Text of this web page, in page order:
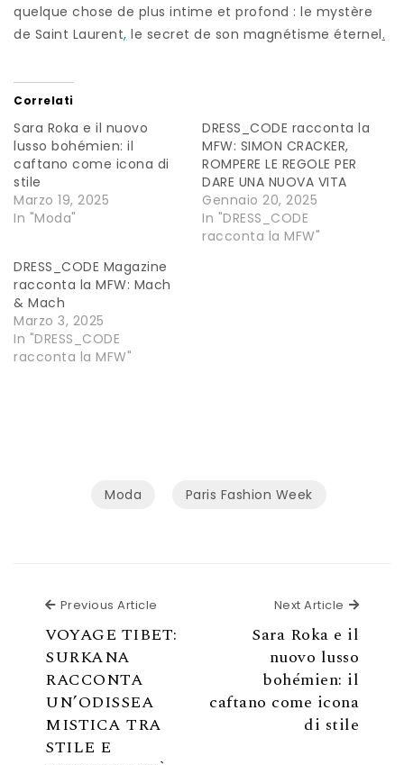
quelque chose de plus intime et profond : le mystère
de Saint Laurent, le secret de son magnétisme éternel.
Correlati
Sara Roka e il nuovo
lusso bohémien: il
caftano come icona di
stile
Marzo 19, 2025
In "Moda"
DRESS_CODE racconta la
MFW: SIMON CRACKER,
ROMPERE LE REGOLE PER
DARE UNA NUOVA VITA
Gennaio 20, 2025
In "DRESS_CODE
racconta la MFW"
DRESS_CODE Magazine
racconta la MFW: Mach
& Mach
Marzo 3, 2025
In "DRESS_CODE
racconta la MFW"
Moda Paris Fashion Week
Previous Article
VOYAGE TIBET:
SURKANA
RACCONTA
UN’ODISSEA
MISTICA TRA
STILE E
Next Article Next
Sara Roka e il
nuovo lusso
bohémien: il
caftano come icona
di stile